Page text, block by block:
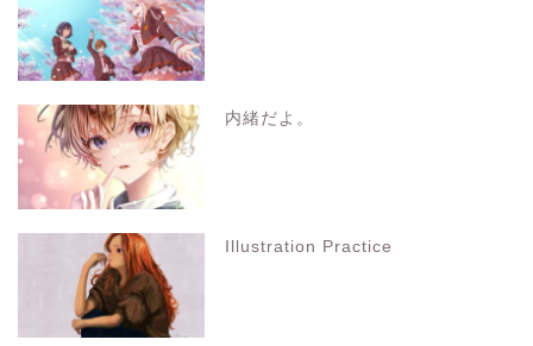
内緒だよ。
Illustration Practice